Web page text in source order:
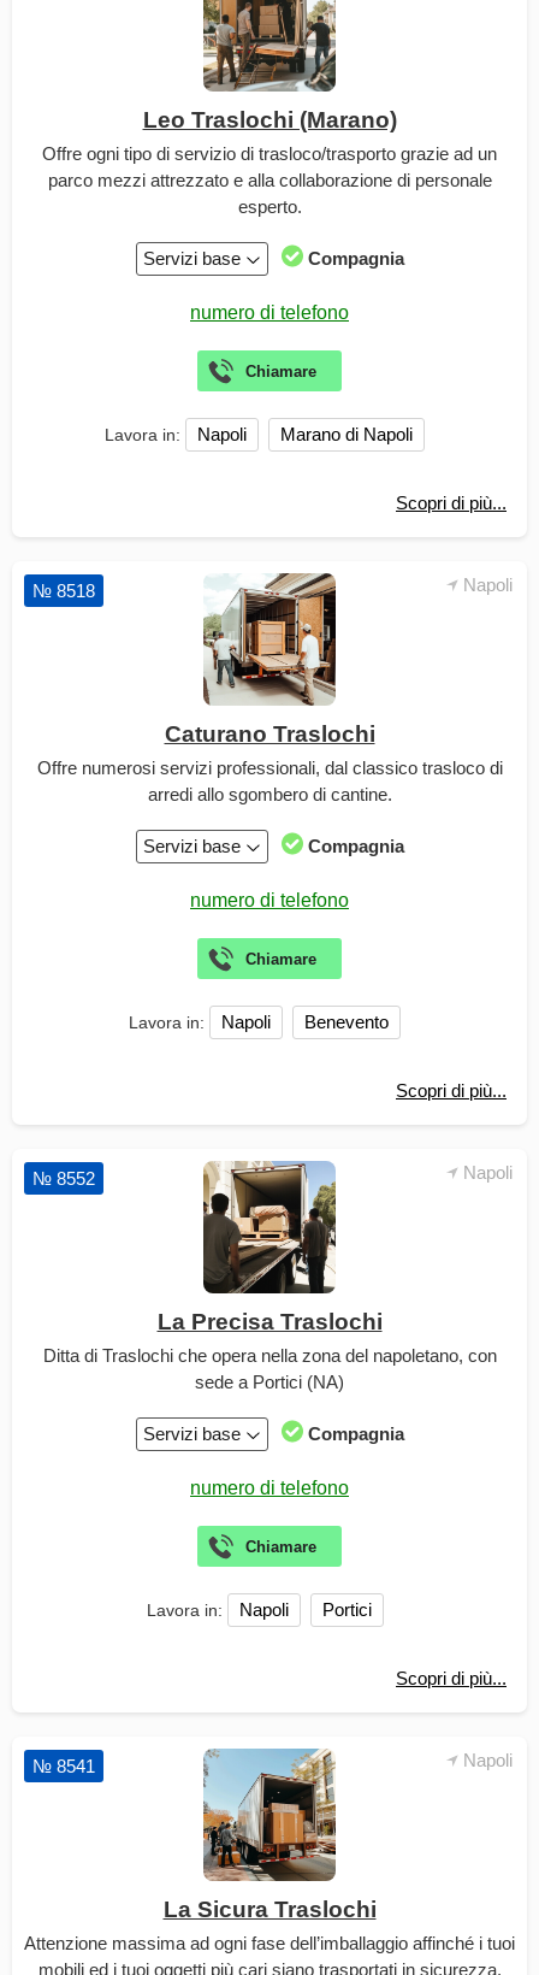
Leo Traslochi (Marano)
Offre ogni tipo di servizio di trasloco/trasporto grazie ad un
parco mezzi attrezzato e alla collaborazione di personale
esperto.
Servizi base Compagnia
Lavora in: Napoli Marano di Napoli
Scopri di più...
Napoli
№ 8518
Caturano Traslochi
Offre numerosi servizi professionali, dal classico trasloco di
arredi allo sgombero di cantine.
Servizi base Compagnia
Lavora in: Napoli Benevento
Scopri di più...
Napoli
№ 8552
La Precisa Traslochi
Ditta di Traslochi che opera nella zona del napoletano, con
sede a Portici (NA)
Servizi base Compagnia
Lavora in: Napoli Portici
Scopri di più...
Napoli
№ 8541
La Sicura Traslochi
Attenzione massima ad ogni fase dell’imballaggio affinché i tuoi
mobili ed i tuoi oggetti più cari siano trasportati in sicurezza.